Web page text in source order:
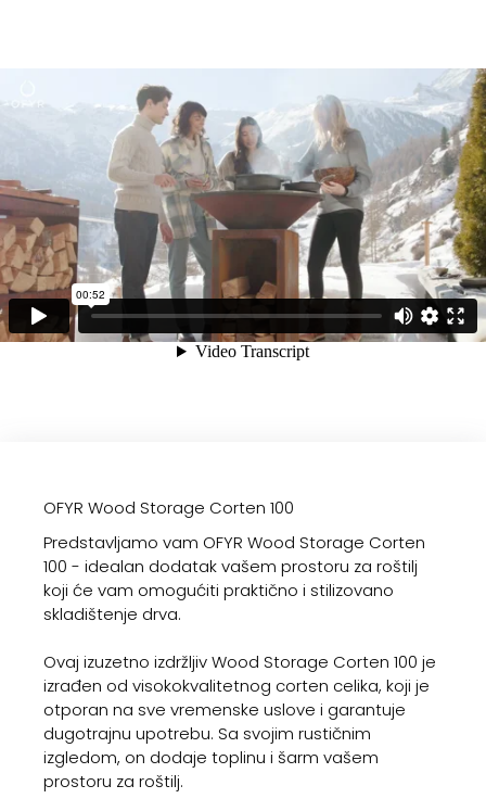
OFYR Wood Storage Corten 100
Predstavljamo vam OFYR Wood Storage Corten
100 - idealan dodatak vašem prostoru za roštilj
koji će vam omogućiti praktično i stilizovano
skladištenje drva.
Ovaj izuzetno izdržljiv Wood Storage Corten 100 je
izrađen od visokokvalitetnog corten celika, koji je
otporan na sve vremenske uslove i garantuje
dugotrajnu upotrebu. Sa svojim rustičnim
izgledom, on dodaje toplinu i šarm vašem
prostoru za roštilj.